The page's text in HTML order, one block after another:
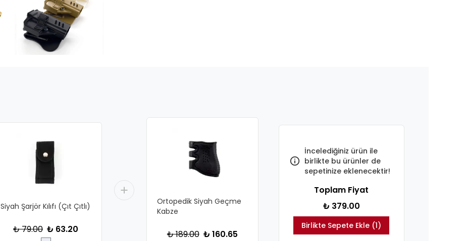
Siyah Şarjör Kılıfı (Çıt Çıtlı)
₺ 79.00 ₺ 63.20
Ortopedik Siyah Geçme
Kabze
₺ 189.00 ₺ 160.65
İncelediğiniz ürün ile
birlikte bu ürünler de
sepetinize eklenecektir!
Toplam Fiyat
₺ 379.00
Birlikte Sepete Ekle (1)